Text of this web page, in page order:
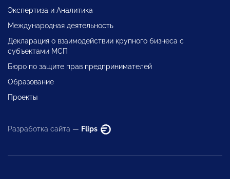
Экспертиза и Аналитика
Международная деятельность
Декларация о взаимодействии крупного бизнеса с
субъектами МСП
Бюро по защите прав предпринимателей
Образование
Проекты
Разработка сайта — Flips